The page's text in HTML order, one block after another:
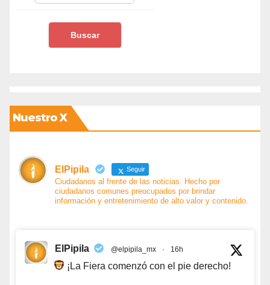
Nuestro X
ElPipila Seguir
Ciudadanos al frente de las noticias. Hecho por
ciudadanos comunes preocupados por brindar
información y entretenimiento de alto valor y contenido.
ElPipila @elpipila_mx · 16h
¡La Fiera comenzó con el pie derecho!